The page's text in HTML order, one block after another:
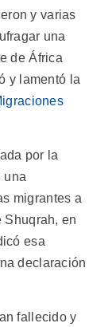
y varias
una
de África
y lamentó la
por la
una
migrantes a
Shuqrah, en
esa
declaración
fallecido y